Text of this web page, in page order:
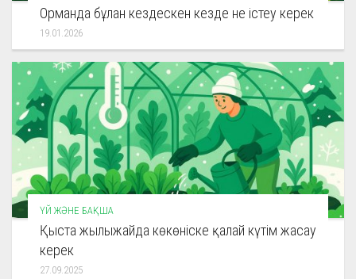
Орманда бұлан кездескен кезде не істеу керек
19.01.2026
ҮЙ ЖӘНЕ БАҚША
Қыста жылыжайда көкөніске қалай күтім жасау
керек
27.09.2025